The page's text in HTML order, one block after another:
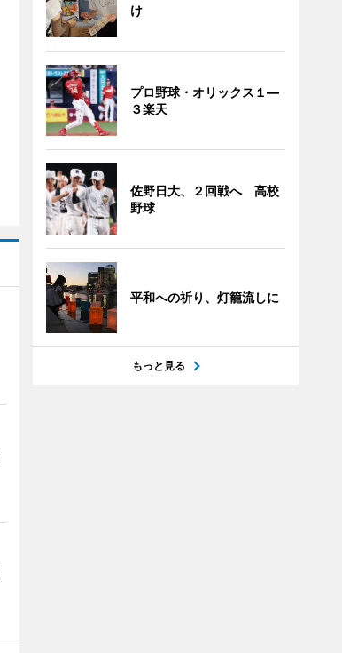
け
プロ野球・オリックス１―
３楽天
佐野日大、２回戦へ 高校
野球
平和への祈り、灯籠流しに
もっと見る